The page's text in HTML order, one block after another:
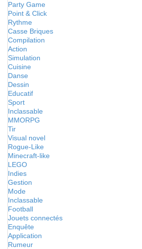
Party Game
Point & Click
Rythme
Casse Briques
Compilation
Action
Simulation
Cuisine
Danse
Dessin
Educatif
Sport
Inclassable
MMORPG
Tir
Visual novel
Rogue-Like
Minecraft-like
LEGO
Indies
Gestion
Mode
Inclassable
Football
Jouets connectés
Enquête
Application
Rumeur